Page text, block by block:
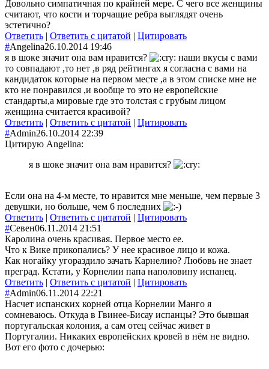
Довольно симпатичная по крайней мере. С чего все женщины
считают, что кости и торчащие ребра выглядят очень
эстетично?
Ответить | Ответить с цитатой | Цитировать
#Angelina26.10.2014 19:46
я в шоке значит она вам нравится?
наши вкусы с вами
то совпадают ,то нет ,в ряд рейтингах я согласна с вами на
кандидаток которые на первом месте ,а в этом списке мне не
кто не понравился ,и вообще то это не европейские
стандарты,а мировые где это толстая с грубым лицом
женщина считается красивой?
Ответить | Ответить с цитатой | Цитировать
#Admin26.10.2014 22:39
Цитирую Angelina:
я в шоке значит она вам нравится?
Если она на 4-м месте, то нравится мне меньше, чем первые 3
девушки, но больше, чем 6 последних
Ответить | Ответить с цитатой | Цитировать
#Севен06.11.2014 21:51
Каролина очень красивая. Первое место ее.
Что к Вике прикопались? У нее красивое лицо и кожа.
Как ногайку угораздило зачать Карнелию? Любовь не знает
преград. Кстати, у Корнелии папа наполовину испанец.
Ответить | Ответить с цитатой | Цитировать
#Admin06.11.2014 22:21
Насчет испанских корней отца Корнелии Манго я
сомневаюсь. Откуда в Гвинее-Бисау испанцы? Это бывшая
португальская колония, а сам отец сейчас живет в
Португалии. Никаких европейских кровей в нём не видно.
Вот его фото с дочерью: